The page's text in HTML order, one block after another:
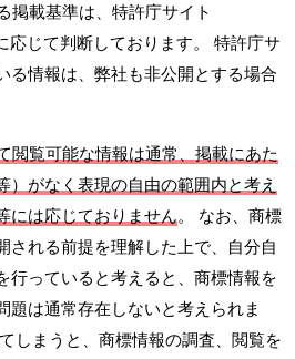
掲載基準は、特許庁サイト
じて判断しております。 特許庁サ
る情報は、弊社も非公開とする場合
閲覧可能な情報は通常、掲載にあた
）がなく表現の自由の範囲内と考え
には応じておりません。 なお、商標
される前提を理解した上で、自分自
行っていると考えると、商標情報を
題は通常存在しないと考えられま
しまうと、商標情報の調査、閲覧を